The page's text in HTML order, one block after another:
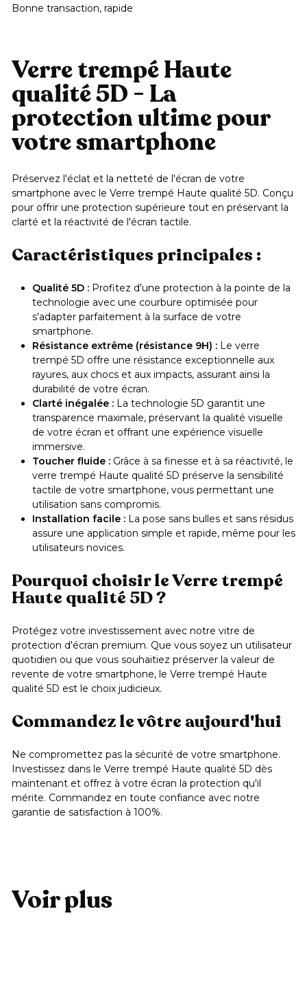
Bonne transaction, rapide
Verre trempé Haute
qualité 5D - La
protection ultime pour
votre smartphone
Préservez l'éclat et la netteté de l'écran de votre
smartphone avec le Verre trempé Haute qualité 5D. Conçu
pour offrir une protection supérieure tout en préservant la
clarté et la réactivité de l'écran tactile.
Caractéristiques principales :
Qualité 5D : Profitez d'une protection à la pointe de la
technologie avec une courbure optimisée pour
s'adapter parfaitement à la surface de votre
smartphone.
Résistance extrême (résistance 9H) : Le verre
trempé 5D offre une résistance exceptionnelle aux
rayures, aux chocs et aux impacts, assurant ainsi la
durabilité de votre écran.
Clarté inégalée : La technologie 5D garantit une
transparence maximale, préservant la qualité visuelle
de votre écran et offrant une expérience visuelle
immersive.
Toucher fluide : Grâce à sa finesse et à sa réactivité, le
verre trempé Haute qualité 5D préserve la sensibilité
tactile de votre smartphone, vous permettant une
utilisation sans compromis.
Installation facile : La pose sans bulles et sans résidus
assure une application simple et rapide, même pour les
utilisateurs novices.
Pourquoi choisir le Verre trempé
Haute qualité 5D ?
Protégez votre investissement avec notre vitre de
protection d'écran premium. Que vous soyez un utilisateur
quotidien ou que vous souhaitiez préserver la valeur de
revente de votre smartphone, le Verre trempé Haute
qualité 5D est le choix judicieux.
Commandez le vôtre aujourd'hui
Ne compromettez pas la sécurité de votre smartphone.
Investissez dans le Verre trempé Haute qualité 5D dès
maintenant et offrez à votre écran la protection qu'il
mérite. Commandez en toute confiance avec notre
garantie de satisfaction à 100%.
Voir plus